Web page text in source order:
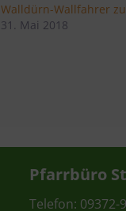
Walldürn-Wallfahrer
31. Mai 2018
Pfarrbüro
Telefon: 09372-